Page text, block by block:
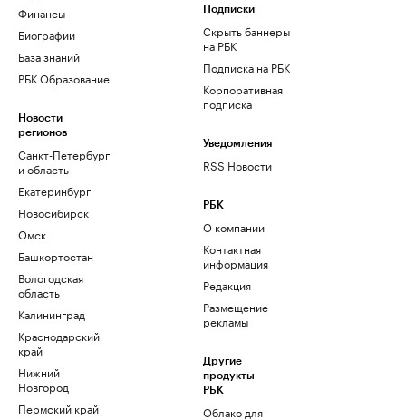
Финансы
Биографии
База знаний
РБК Образование
Новости
регионов
Санкт-Петербург
и область
Екатеринбург
Новосибирск
Омск
Башкортостан
Вологодская
область
Калининград
Краснодарский
край
Нижний
Новгород
Пермский край
Подписки
Скрыть баннеры
на РБК
Подписка на РБК
Корпоративная
подписка
Уведомления
RSS Новости
РБК
О компании
Контактная
информация
Редакция
Размещение
рекламы
Другие
продукты
РБК
Облако для